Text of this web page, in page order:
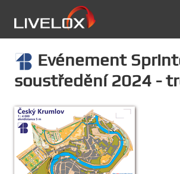
Evénement
soustředění 2024 -